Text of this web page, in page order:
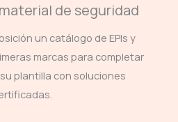
de seguridad
un catálogo de EPIs y
marcas para completar
plantilla con soluciones